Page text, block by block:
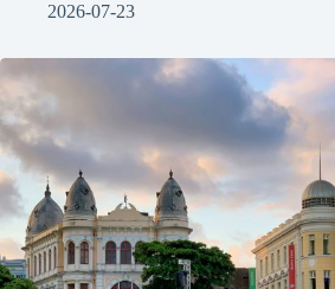
2026-07-23